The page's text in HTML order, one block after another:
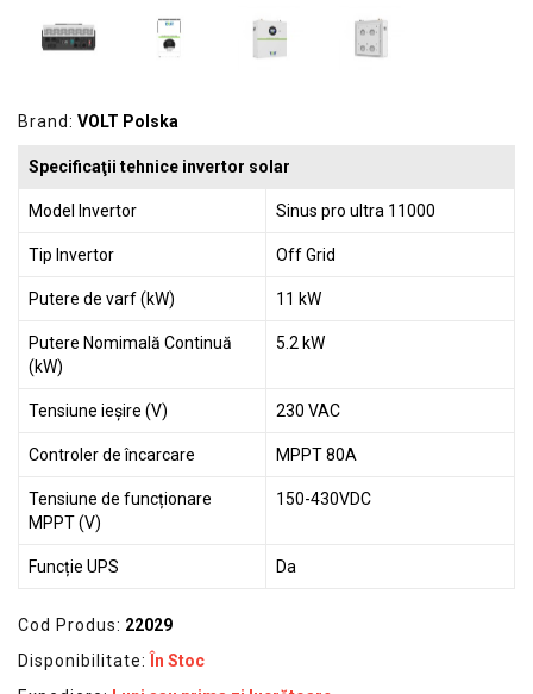
FOTOVOLTAICE
Brand: VOLT Polska
Specificaţii tehnice invertor solar
Model Invertor Sinus pro ultra 11000
Tip Invertor Off Grid
Putere de varf (kW) 11 kW
Putere Nomimală Continuă
(kW)
5.2 kW
Tensiune ieșire (V) 230 VAC
Controler de încarcare MPPT 80A
Tensiune de funcționare
MPPT (V)
150-430VDC
Funcție UPS Da
Cod Produs: 22029
Disponibilitate:
În Stoc